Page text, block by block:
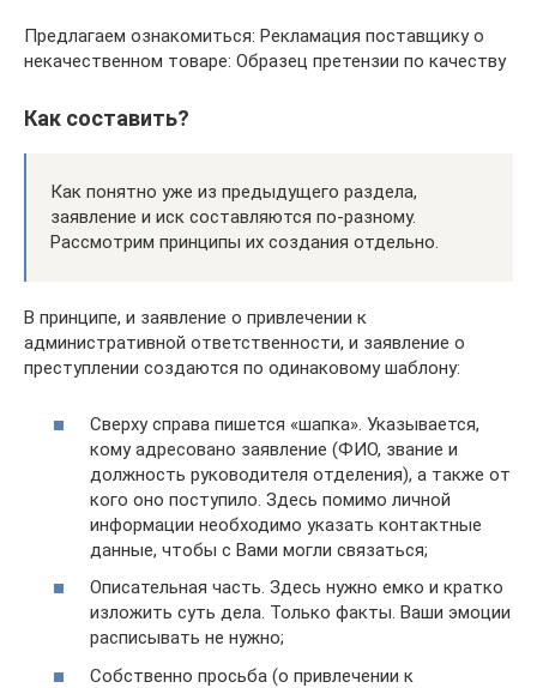
Предлагаем ознакомиться: Рекламация поставщику о
некачественном товаре: Образец претензии по качеству
Как составить?
Как понятно уже из предыдущего раздела,
заявление и иск составляются по-разному.
Рассмотрим принципы их создания отдельно.
В принципе, и заявление о привлечении к
административной ответственности, и заявление о
преступлении создаются по одинаковому шаблону:
Сверху справа пишется «шапка». Указывается,
кому адресовано заявление (ФИО, звание и
должность руководителя отделения), а также от
кого оно поступило. Здесь помимо личной
информации необходимо указать контактные
данные, чтобы с Вами могли связаться;
Описательная часть. Здесь нужно емко и кратко
изложить суть дела. Только факты. Ваши эмоции
расписывать не нужно;
Собственно просьба (о привлечении к